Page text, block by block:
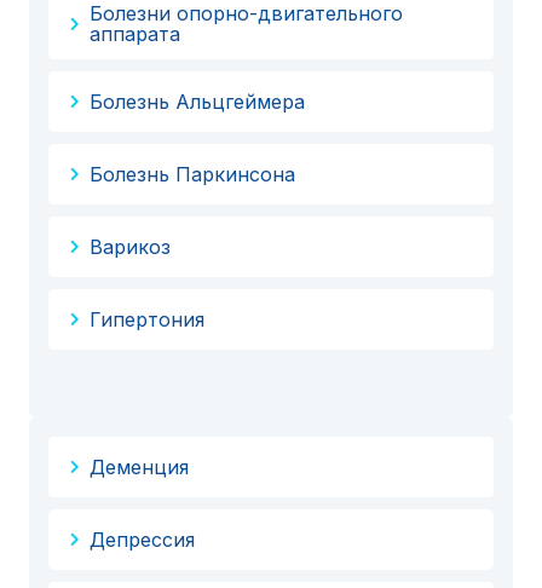
Болезни опорно-двигательного
аппарата
Болезнь Альцгеймера
Болезнь Паркинсона
Варикоз
Гипертония
Деменция
Депрессия